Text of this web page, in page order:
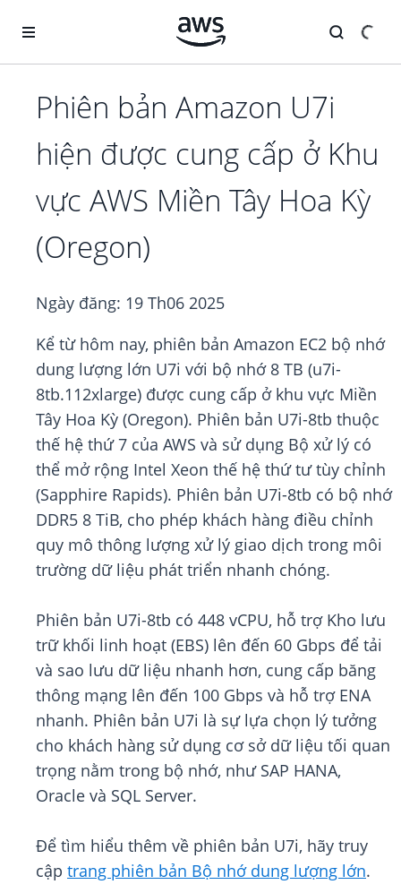
Phiên bản Amazon U7i
hiện được cung cấp ở Khu
vực AWS Miền Tây Hoa Kỳ
(Oregon)
Ngày đăng: 19 Th06 2025
Kể từ hôm nay, phiên bản Amazon EC2 bộ nhớ
dung lượng lớn U7i với bộ nhớ 8 TB (u7i-
8tb.112xlarge) được cung cấp ở khu vực Miền
Tây Hoa Kỳ (Oregon). Phiên bản U7i-8tb thuộc
thế hệ thứ 7 của AWS và sử dụng Bộ xử lý có
thể mở rộng Intel Xeon thế hệ thứ tư tùy chỉnh
(Sapphire Rapids). Phiên bản U7i-8tb có bộ nhớ
DDR5 8 TiB, cho phép khách hàng điều chỉnh
quy mô thông lượng xử lý giao dịch trong môi
trường dữ liệu phát triển nhanh chóng.
Phiên bản U7i-8tb có 448 vCPU, hỗ trợ Kho lưu
trữ khối linh hoạt (EBS) lên đến 60 Gbps để tải
và sao lưu dữ liệu nhanh hơn, cung cấp băng
thông mạng lên đến 100 Gbps và hỗ trợ ENA
nhanh. Phiên bản U7i là sự lựa chọn lý tưởng
cho khách hàng sử dụng cơ sở dữ liệu tối quan
trọng nằm trong bộ nhớ, như SAP HANA,
Oracle và SQL Server.
Để tìm hiểu thêm về phiên bản U7i, hãy truy
cập trang phiên bản Bộ nhớ dung lượng lớn.